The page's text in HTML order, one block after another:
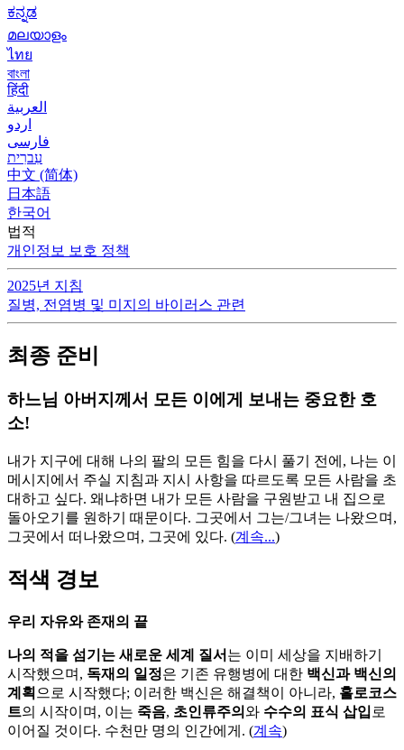
ಕನ್ನಡ
മലയാളം
ไทย
বাংলা
हिंदी
العربية
اردو
فارسی
עִברִית
中文 (简体)
日本語
한국어
법적
개인정보 보호 정책
2025년 지침
질병, 전염병 및 미지의 바이러스 관련
최종 준비
하느님 아버지께서 모든 이에게 보내는 중요한 호
소!
내가 지구에 대해 나의 팔의 모든 힘을 다시 풀기 전에, 나는 이
메시지에서 주실 지침과 지시 사항을 따르도록 모든 사람을 초
대하고 싶다. 왜냐하면 내가 모든 사람을 구원받고 내 집으로
돌아오기를 원하기 때문이다. 그곳에서 그는/그녀는 나왔으며,
그곳에서 떠나왔으며, 그곳에 있다. (계속...)
적색 경보
우리 자유와 존재의 끝
나의 적을 섬기는 새로운 세계 질서 는 이미 세상을 지배하기
시작했으며, 독재의 일정은 기존 유행병에 대한 백신과 백신의
계획 으로 시작했다; 이러한 백신은 해결책이 아니라, 홀로코스
트의 시작이며, 이는 죽음, 초인류주의 와 수수의 표식 삽입 로
이어질 것이다. 수천만 명의 인간에게. (계속)